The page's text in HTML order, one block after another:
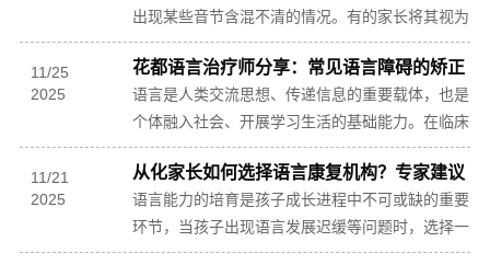
出现某些音节含混不清的情况。有的家长将其视为
孩子年龄尚小的正常表现，等待其自然改善；有的
家长则过...
11/25
2025
花都语言治疗师分享：常见语言障碍的矫正
方法
语言是人类交流思想、传递信息的重要载体，也是
个体融入社会、开展学习生活的基础能力。在临床
语言治疗工作中，各类语言障碍案例时有出现，这
些障碍不...
11/21
2025
从化家长如何选择语言康复机构？专家建议
语言能力的培育是孩子成长进程中不可或缺的重要
环节，当孩子出现语言发展迟缓等问题时，选择一
家专业的语言康复机构，成为不少从化家长关注的